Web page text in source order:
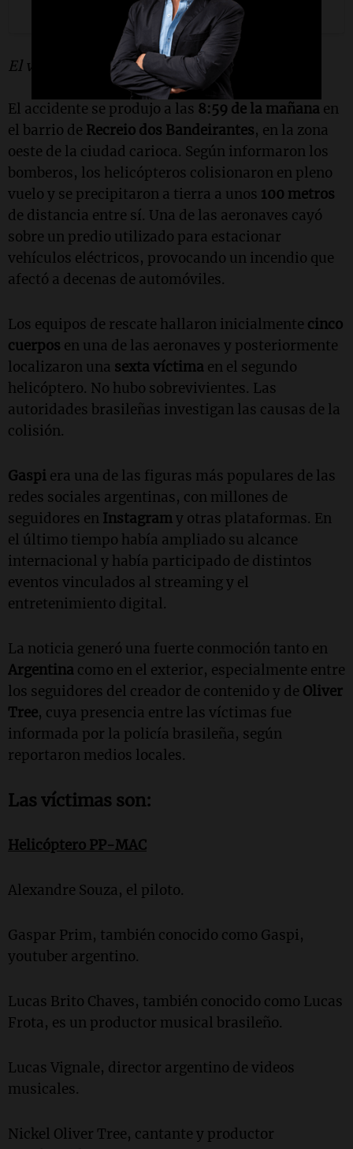
Una publicación compartida por Lucas A. (@lucasvignale)
El video que subió ayer Vignale.
El accidente se produjo a las 8:59 de la mañana en
el barrio de Recreio dos Bandeirantes, en la zona
oeste de la ciudad carioca. Según informaron los
bomberos, los helicópteros colisionaron en pleno
vuelo y se precipitaron a tierra a unos 100 metros
de distancia entre sí. Una de las aeronaves cayó
sobre un predio utilizado para estacionar
vehículos eléctricos, provocando un incendio que
afectó a decenas de automóviles.
Los equipos de rescate hallaron inicialmente cinco
cuerpos en una de las aeronaves y posteriormente
localizaron una sexta víctima en el segundo
helicóptero. No hubo sobrevivientes. Las
autoridades brasileñas investigan las causas de la
colisión.
Gaspi era una de las figuras más populares de las
redes sociales argentinas, con millones de
seguidores en Instagramy otras plataformas. En
el último tiempo había ampliado su alcance
internacional y había participado de distintos
eventos vinculados al streaming y el
entretenimiento digital.
La noticia generó una fuerte conmoción tanto en
Argentina como en el exterior, especialmente entre
los seguidores del creador de contenido y de Oliver
Tree, cuya presencia entre las víctimas fue
informada por la policía brasileña, según
reportaron medios locales.
Las víctimas son:
Helicóptero PP-MAC
Alexandre Souza, el piloto.
Gaspar Prim, también conocido como Gaspi,
youtuber argentino.
Lucas Brito Chaves, también conocido como Lucas
Frota, es un productor musical brasileño.
Lucas Vignale, director argentino de videos
musicales.
Nickel Oliver Tree, cantante y productor